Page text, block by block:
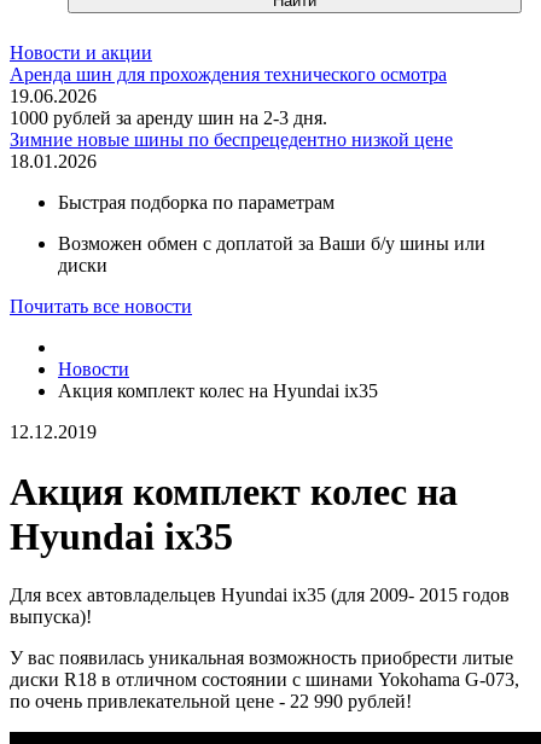
Новости и акции
Аренда шин для прохождения технического осмотра
19.06.2026
1000 рублей за аренду шин на 2-3 дня.
Зимние новые шины по беспрецедентно низкой цене
18.01.2026
Быстрая подборка по параметрам
Возможен обмен с доплатой за Ваши б/у шины или
диски
Почитать все новости
Новости
Акция комплект колес на Hyundai ix35
12.12.2019
Акция комплект колес на
Hyundai ix35
Для всех автовладельцев Hyundai ix35 (для 2009- 2015 годов
выпуска)!
У вас появилась уникальная возможность приобрести литые
диски R18 в отличном состоянии с шинами Yokohama G-073,
по очень привлекательной цене - 22 990 рублей!